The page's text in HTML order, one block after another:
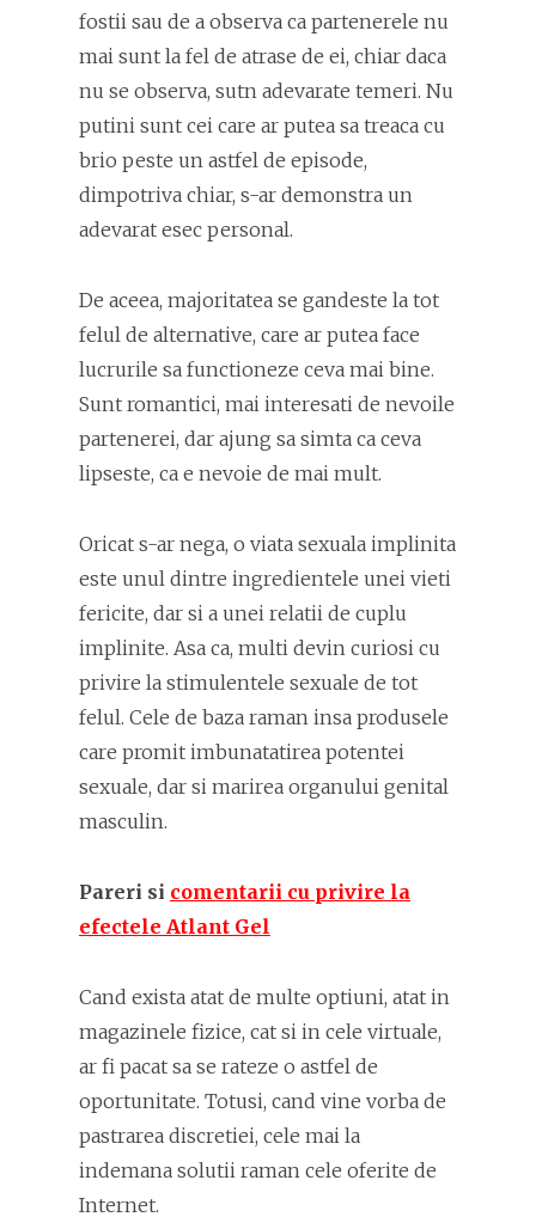
fostii sau de a observa ca partenerele nu
mai sunt la fel de atrase de ei, chiar daca
nu se observa, sutn adevarate temeri. Nu
putini sunt cei care ar putea sa treaca cu
brio peste un astfel de episode,
dimpotriva chiar, s-ar demonstra un
adevarat esec personal.
De aceea, majoritatea se gandeste la tot
felul de alternative, care ar putea face
lucrurile sa functioneze ceva mai bine.
Sunt romantici, mai interesati de nevoile
partenerei, dar ajung sa simta ca ceva
lipseste, ca e nevoie de mai mult.
Oricat s-ar nega, o viata sexuala implinita
este unul dintre ingredientele unei vieti
fericite, dar si a unei relatii de cuplu
implinite. Asa ca, multi devin curiosi cu
privire la stimulentele sexuale de tot
felul. Cele de baza raman insa produsele
care promit imbunatatirea potentei
sexuale, dar si marirea organului genital
masculin.
Pareri si comentarii cu privire la
efectele Atlant Gel
Cand exista atat de multe optiuni, atat in
magazinele fizice, cat si in cele virtuale,
ar fi pacat sa se rateze o astfel de
oportunitate. Totusi, cand vine vorba de
pastrarea discretiei, cele mai la
indemana solutii raman cele oferite de
Internet.